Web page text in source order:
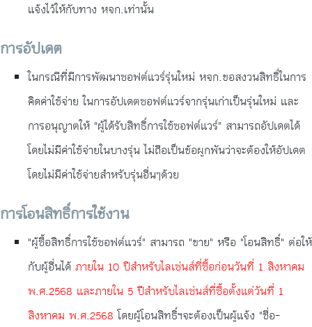
แจ้งไว้ให้กับทาง หจก.เท่านั้น
การอัปเดต
ในกรณีที่มีการพัฒนาซอฟต์แวร์รุ่นใหม่ หจก.ขอสงวนสิทธิ์ในการ
คิดค่าใช้จ่าย ในการอัปเดตซอฟต์แวร์จากรุ่นเก่าเป็นรุ่นใหม่ และ
การอนุญาตให้ "ผู้ได้รับสิทธิ์การใช้ซอฟต์แวร์" สามารถอัปเดตได้
โดยไม่มีค่าใช้จ่ายในบางรุ่น ไม่ถือเป็นข้อผูกพันว่าจะต้องให้อัปเดต
โดยไม่มีค่าใช้จ่ายสำหรับรุ่นอื่นๆด้วย
การโอนสิทธิ์การใช้งาน
"ผู้ซื้อสิทธิ์การใช้ซอฟต์แวร์" สามารถ "ขาย" หรือ "โอนสิทธิ์" ต่อให้
กับผู้อื่นได้ ภายใน 10 ปีสำหรับไลเซ่นส์ที่ซื้อก่อนวันที่ 1 สิงหาคม
พ.ศ.2568 และภายใน 5 ปีสำหรับไลเซ่นส์ที่ซื้อตั้งแต่วันที่ 1
สิงหาคม พ.ศ.2568 โดยผู้โอนสิทธิ์ฯจะต้องเป็นผู้แจ้ง "ชื่อ-